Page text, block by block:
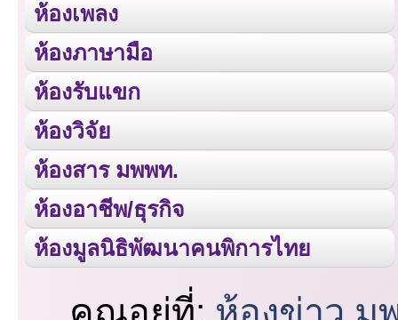
ห้องเพลง
ห้องภาษามือ
ห้องรับแขก
ห้องวิจัย
ห้องสาร มพพท.
ห้องอาชีพ/ธุรกิจ
ห้องมูลนิธิพัฒนาคนพิการไทย
คุณอยู่ที่: ห้องข่าว ม